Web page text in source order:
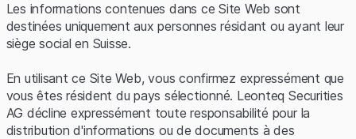
Les informations contenues dans ce Site Web sont
destinées uniquement aux personnes résidant ou ayant leur
siège social en Suisse.
En utilisant ce Site Web, vous confirmez expressément que
vous êtes résident du pays sélectionné. Leonteq Securities
AG décline expressément toute responsabilité pour la
distribution d'informations ou de documents à des